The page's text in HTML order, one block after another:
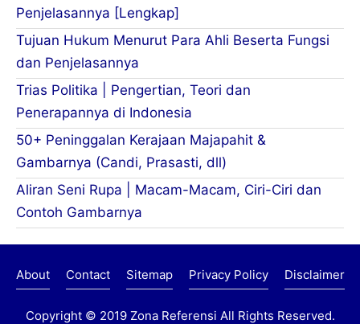
Penjelasannya [Lengkap]
Tujuan Hukum Menurut Para Ahli Beserta Fungsi
dan Penjelasannya
Trias Politika | Pengertian, Teori dan
Penerapannya di Indonesia
50+ Peninggalan Kerajaan Majapahit &
Gambarnya (Candi, Prasasti, dll)
Aliran Seni Rupa | Macam-Macam, Ciri-Ciri dan
Contoh Gambarnya
About Contact Sitemap Privacy Policy Disclaimer
Copyright © 2019 Zona Referensi All Rights Reserved.